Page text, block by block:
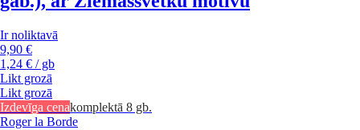
Ir noliktavā
9,90 €
1,24 € / gb
Likt grozā
Likt grozā
Izdevīga cenakomplektā 8 gb.
Roger la Borde